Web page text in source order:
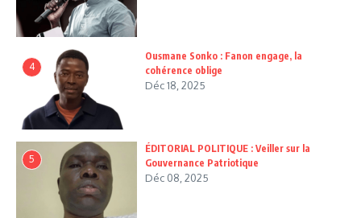
4
Ousmane Sonko : Fanon engage, la
cohérence oblige
Déc 18, 2025
5
ÉDITORIAL POLITIQUE : Veiller sur la
Gouvernance Patriotique
Déc 08, 2025